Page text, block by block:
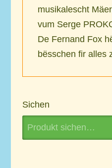
musikalescht
vum Serge
De Fernand Fox
bësschen fir alles
Sichen
Search
for: